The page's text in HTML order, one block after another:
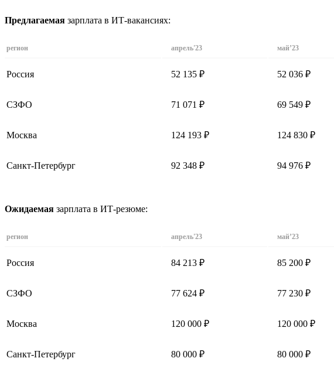
Предлагаемая зарплата в ИТ-вакансиях:
регион апрель'23 май’23
Россия 52 135 ₽ 52 036 ₽
СЗФО 71 071 ₽ 69 549 ₽
Москва 124 193 ₽ 124 830 ₽
Санкт-Петербург 92 348 ₽ 94 976 ₽
Ожидаемая зарплата в ИТ-резюме:
регион апрель'23 май’23
Россия 84 213 ₽ 85 200 ₽
СЗФО 77 624 ₽ 77 230 ₽
Москва 120 000 ₽ 120 000 ₽
Санкт-Петербург 80 000 ₽ 80 000 ₽